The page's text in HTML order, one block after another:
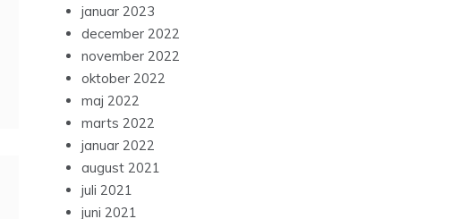
januar 2023
december 2022
november 2022
oktober 2022
maj 2022
marts 2022
januar 2022
august 2021
juli 2021
juni 2021